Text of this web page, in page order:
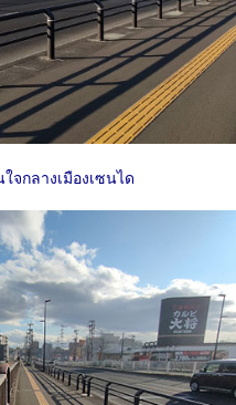
จกลางเมืองเซนได